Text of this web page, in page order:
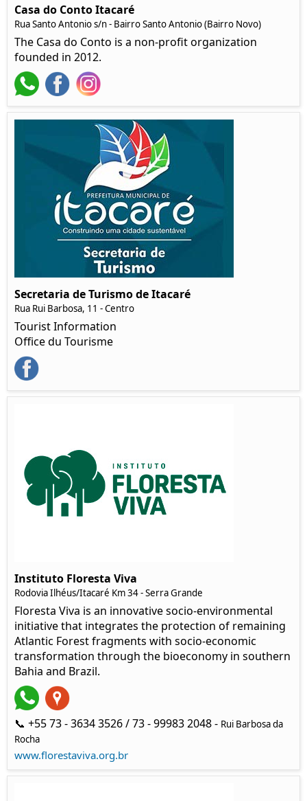
Casa do Conto Itacaré
Rua Santo Antonio s/n - Bairro Santo Antonio (Bairro Novo)
The Casa do Conto is a non-profit organization
founded in 2012.
Secretaria de Turismo de Itacaré
Rua Rui Barbosa, 11 - Centro
Tourist Information
Office du Tourisme
Instituto Floresta Viva
Rodovia Ilhéus/Itacaré Km 34 - Serra Grande
Floresta Viva is an innovative socio-environmental
initiative that integrates the protection of remaining
Atlantic Forest fragments with socio-economic
transformation through the bioeconomy in southern
Bahia and Brazil.
📞 +55 73 - 3634 3526 / 73 - 99983 2048 - Rui Barbosa da
Rocha
www.florestaviva.org.br